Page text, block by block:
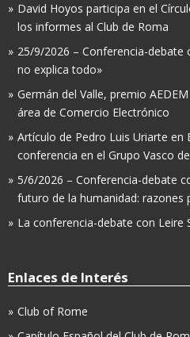
David Hoyos participa en el
los informes al Club de Roma
25/9/2026 – Conferencia-debate
no explica todo»
Germán del Valle, premio
área de Comercio Electrónico
Artículo de Pedro Luis Uriarte en
conferencia en el Grupo Vasco
5/6/2026 – Conferencia-debate
futuro de la humanidad: razones
La conferencia-debate con Leire
Enlaces de Interés
Club of Rome